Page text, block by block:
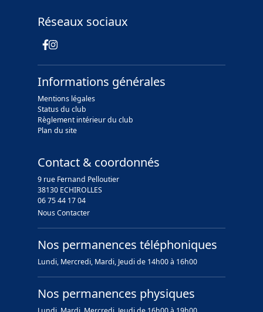
Réseaux sociaux
Informations générales
Mentions légales
Status du club
Règlement intérieur du club
Plan du site
Contact & coordonnés
9 rue Fernand Pelloutier
38130 ECHIROLLES
06 75 44 17 04
Nous Contacter
Nos permanences téléphoniques
Lundi, Mercredi, Mardi, Jeudi de 14h00 à 16h00
Nos permanences physiques